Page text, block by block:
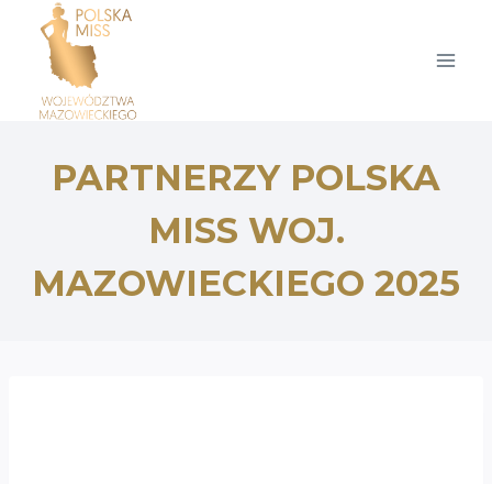
Przejdź
PARTNERZY POLSKA
MISS WOJ.
MAZOWIECKIEGO 2025